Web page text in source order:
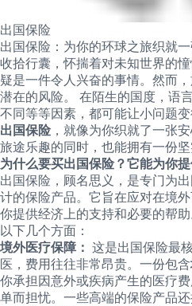
出国保险
出国保险：为你的环球之旅织就
收拾行囊，怀揣着对未知世界的
疑是一件令人兴奋的事情。然而
潜在的风险。 在陌生的国度，语
不同等等因素，都可能让小问题
出国保险，就像为你织就了一张
旅途乐趣的同时，也能拥有一份坚
为什么要买出国保险？它能为你
出国保险，顾名思义，是专门为
计的保险产品。它旨在应对在境
你提供经济上的支持和必要的帮
以下几个方面：
境外医疗保障： 这是出国保险最
医，费用往往非常昂贵。一份包含
你承担因意外或疾病产生的医疗
单而担忧。一些高端的保险产品